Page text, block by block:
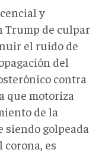
y
Trump de culpar
el ruido de
del
contra
que motoriza
de la
golpeada
corona, es